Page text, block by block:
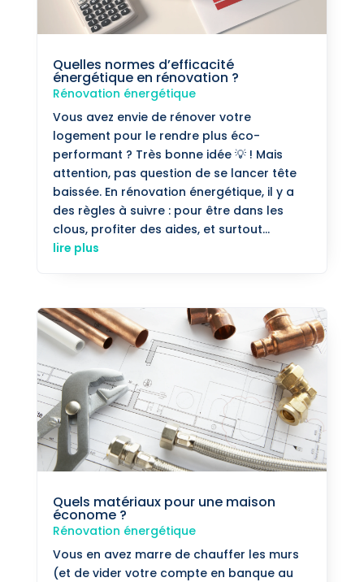
Quelles normes d’efficacité
énergétique en rénovation ?
Rénovation énergétique
Vous avez envie de rénover votre
logement pour le rendre plus éco-
performant ? Très bonne idée 💡 ! Mais
attention, pas question de se lancer tête
baissée. En rénovation énergétique, il y a
des règles à suivre : pour être dans les
clous, profiter des aides, et surtout...
lire plus
Quels matériaux pour une maison
économe ?
Rénovation énergétique
Vous en avez marre de chauffer les murs
(et de vider votre compte en banque au